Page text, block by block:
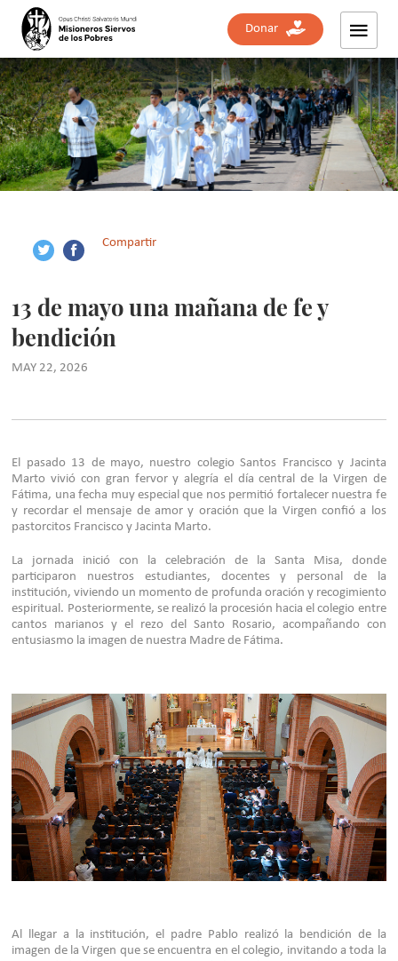
Donar
Compartir
13 de mayo una mañana de fe y
bendición
MAY 22, 2026
El pasado 13 de mayo, nuestro colegio Santos Francisco y Jacinta
Marto vivió con gran fervor y alegría el día central de la Virgen de
Fátima, una fecha muy especial que nos permitió fortalecer nuestra fe
y recordar el mensaje de amor y oración que la Virgen confió a los
pastorcitos Francisco y Jacinta Marto.
La jornada inició con la celebración de la Santa Misa, donde
participaron nuestros estudiantes, docentes y personal de la
institución, viviendo un momento de profunda oración y recogimiento
espiritual. Posteriormente, se realizó la procesión hacia el colegio entre
cantos marianos y el rezo del Santo Rosario, acompañando con
entusiasmo la imagen de nuestra Madre de Fátima.
Al llegar a la institución, el padre Pablo realizó la bendición de la
imagen de la Virgen que se encuentra en el colegio, invitando a toda la